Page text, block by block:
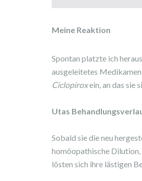
Meine Reaktion
Spontan platzte ich
ausgeleitetes
Ciclopiroxein, an das sie
Utas
Sobald sie die neu
homöopathische Dilution,
lösten sich ihre lästigen